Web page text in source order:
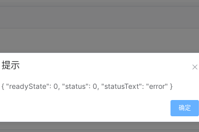
提示
{ "readyState": 0, "status": 0, "statusText": "error" }
确定